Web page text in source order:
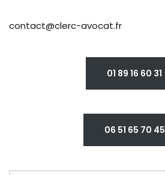
contact@clerc-avocat.fr
01 89 16 60 31
06 51 65 70 45